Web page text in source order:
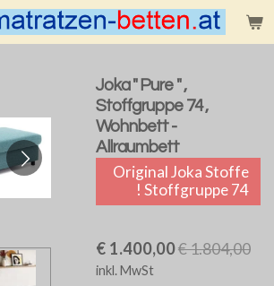
Joka " Pure " ,
Stoffgruppe 74 ,
Wohnbett -
Allraumbett
Original Joka Stoffe
! Stoffgruppe 74
€ 1.400,00€ 1.804,00
inkl. MwSt